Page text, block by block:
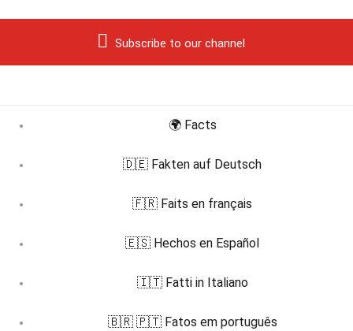
Subscribe to our channel
🌍 Facts
🇩🇪 Fakten auf Deutsch
🇫🇷 Faits en français
🇪🇸 Hechos en Español
🇮🇹 Fatti in Italiano
🇧🇷 🇵🇹 Fatos em português